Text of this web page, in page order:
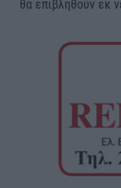
θα επιβληθούν εκ